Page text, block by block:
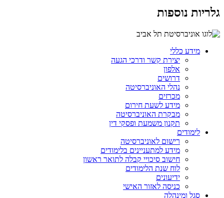
גלריות נוספות
מידע כללי
יצירת קשר ודרכי הגעה
אלפון
דרושים
נהלי האוניברסיטה
מכרזים
מידע לשעת חירום
מבקרת האוניברסיטה
תקנון משמעת ופסקי דין
לימודים
רישום לאוניברסיטה
מידע למתעניינים בלימודים
חישוב סיכויי קבלה לתואר ראשון
לוח שנת הלימודים
ידיעונים
כניסה לאזור האישי
סגל ומינהלה